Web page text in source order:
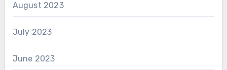
August 2023
July 2023
June 2023